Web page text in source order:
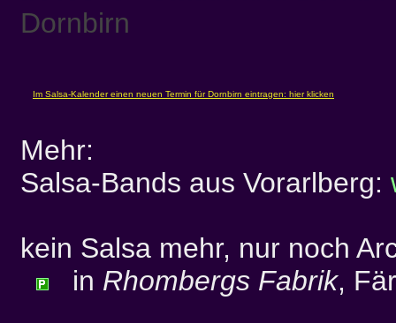
Dornbirn
Mehr:
Salsa-Bands aus Vorarlberg:
kein Salsa mehr, nur noch
in Rhombergs Fabrik,